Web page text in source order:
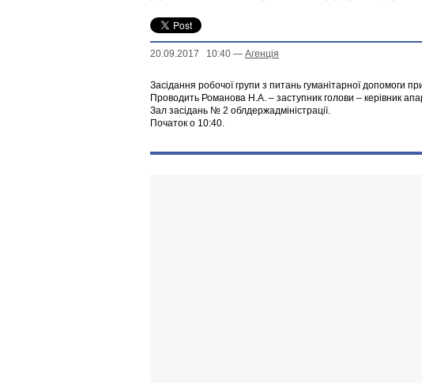
20.09.2017 10:40 — Агенцiя
Засідання робочої групи з питань гуманітарної допомоги
Проводить Романова Н.А. – заступник голови – керівник
Зал засідань № 2 облдержадміністрації.
Початок о 10:40.